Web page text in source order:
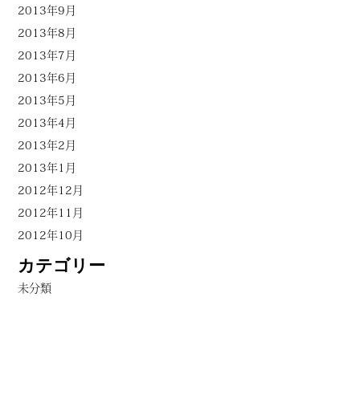
2013年9月
2013年8月
2013年7月
2013年6月
2013年5月
2013年4月
2013年2月
2013年1月
2012年12月
2012年11月
2012年10月
カテゴリー
未分類